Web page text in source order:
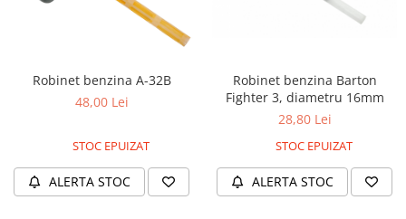
Robinet benzina A-32B
48,00 Lei
STOC EPUIZAT
ALERTA STOC
Robinet benzina Barton
Fighter 3, diametru 16mm
28,80 Lei
STOC EPUIZAT
ALERTA STOC